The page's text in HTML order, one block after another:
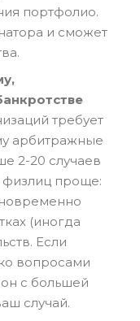
портфолио.
и сможет
требует
арбитражные
2-20 случаев
физлиц проще:
(иногда
Если
вопросами
с большей
случай.